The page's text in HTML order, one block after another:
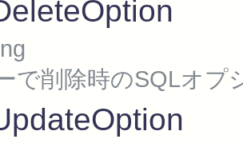
で削除時のSQLオプ